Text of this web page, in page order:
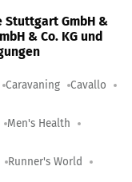
Stuttgart GmbH &
& Co. KG und
Caravaning Cavallo
Men's Health
Runner's World